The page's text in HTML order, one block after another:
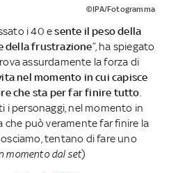
©IPA/Fotogramma
i 40 esente il peso della
della frustrazione”, ha spiegato
assurdamente la forza di
nel momento in cui capisce
che sta per far finire tutto
i personaggi, nel momento in
che può veramente far finire la
tentano di fare uno
momento dal set)